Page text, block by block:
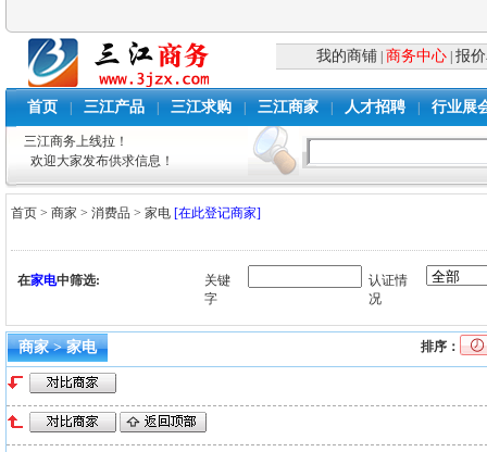
我的商铺 商务中心 |报
首页 三江产品 三江求购 三江商家 人才招聘 行业展
三江商务上线拉！
欢迎大家发布供求信息！
首页 >商家 >消费品 >家电 [在此登记商家]
在家电中筛选:
关键
字
认证情
况
商家 > 家电 排序：